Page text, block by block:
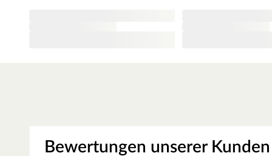
Bewertungen unserer Kunden